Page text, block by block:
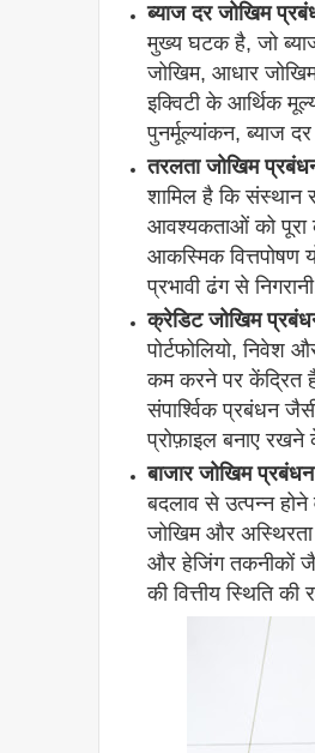
ब्याज दर जोखिम
मुख्य घटक है, जो
जोखिम, आधार
इक्विटी के आर्थिक
पुनर्मूल्यांकन, ब्याज
तरलता जोखिम
शामिल है कि संस्थान
आवश्यकताओं को पूरा
आकस्मिक वित्तपोषण
प्रभावी ढंग से
क्रेडिट जोखिम
पोर्टफोलियो,
कम करने पर केंद्रित
संपार्श्विक प्रबंधन
प्रोफ़ाइल बनाए रखने
बाजार जोखिम
बदलाव से उत्पन्न होने
जोखिम और अस्थिरता
और हेजिंग तकनीकों
की वित्तीय स्थिति की